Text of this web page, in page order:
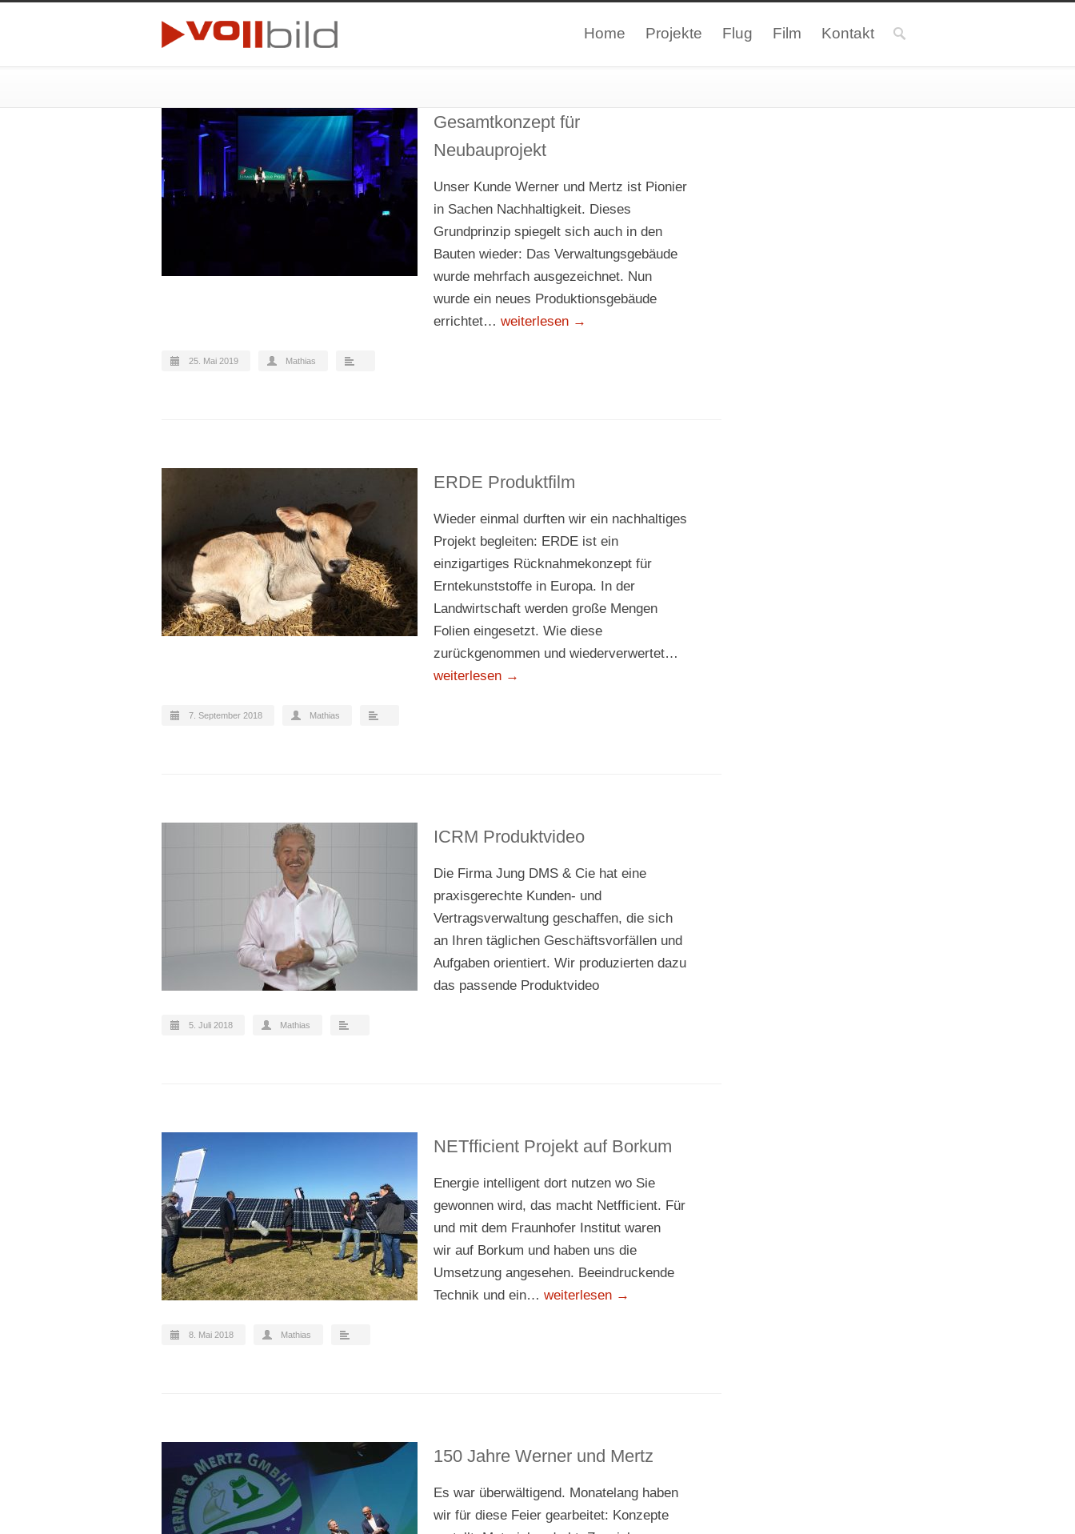
Home Projekte Flug Film Kontakt
Gesamtkonzept für
Neubauprojekt
Unser Kunde Werner und Mertz ist Pionier
in Sachen Nachhaltigkeit. Dieses
Grundprinzip spiegelt sich auch in den
Bauten wieder: Das Verwaltungsgebäude
wurde mehrfach ausgezeichnet. Nun
wurde ein neues Produktionsgebäude
errichtet… weiterlesen →
25. Mai 2019 Mathias
ERDE Produktfilm
Wieder einmal durften wir ein nachhaltiges
Projekt begleiten: ERDE ist ein
einzigartiges Rücknahmekonzept für
Erntekunststoffe in Europa. In der
Landwirtschaft werden große Mengen
Folien eingesetzt. Wie diese
zurückgenommen und wiederverwertet…
weiterlesen →
7. September 2018 Mathias
ICRM Produktvideo
Die Firma Jung DMS & Cie hat eine
praxisgerechte Kunden- und
Vertragsverwaltung geschaffen, die sich
an Ihren täglichen Geschäftsvorfällen und
Aufgaben orientiert. Wir produzierten dazu
das passende Produktvideo
5. Juli 2018 Mathias
NETfficient Projekt auf Borkum
Energie intelligent dort nutzen wo Sie
gewonnen wird, das macht Netfficient. Für
und mit dem Fraunhofer Institut waren
wir auf Borkum und haben uns die
Umsetzung angesehen. Beeindruckende
Technik und ein… weiterlesen →
8. Mai 2018 Mathias
150 Jahre Werner und Mertz
Es war überwältigend. Monatelang haben
wir für diese Feier gearbeitet: Konzepte